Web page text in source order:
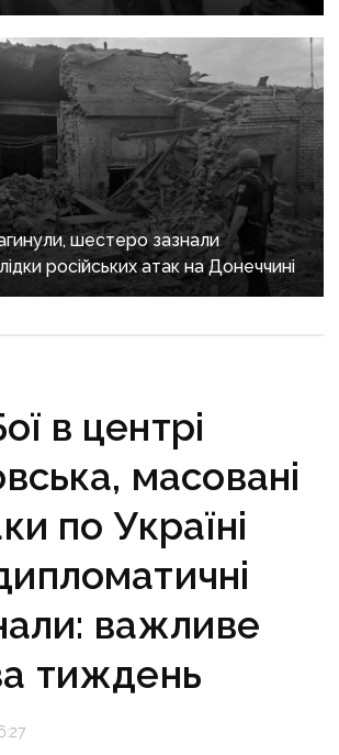
розповіла про рішення влади
шестеро зазнали
російських атак на Донеччині
в центрі
масовані
по Україні
важливе
тиждень